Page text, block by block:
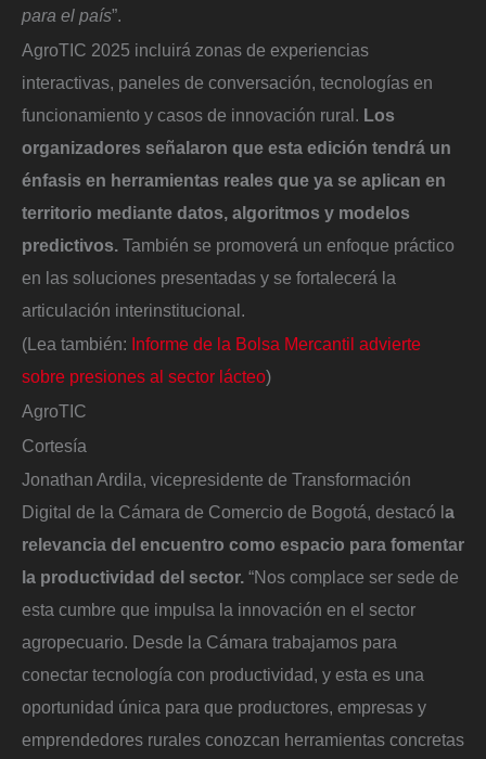
para el país”.
AgroTIC 2025 incluirá zonas de experiencias
interactivas, paneles de conversación, tecnologías en
funcionamiento y casos de innovación rural. Los
organizadores señalaron que esta edición tendrá un
énfasis en herramientas reales que ya se aplican en
territorio mediante datos, algoritmos y modelos
predictivos. También se promoverá un enfoque práctico
en las soluciones presentadas y se fortalecerá la
articulación interinstitucional.
(Lea también: Informe de la Bolsa Mercantil advierte
sobre presiones al sector lácteo)
AgroTIC
Cortesía
Jonathan Ardila, vicepresidente de Transformación
Digital de la Cámara de Comercio de Bogotá, destacó la
relevancia del encuentro como espacio para fomentar
la productividad del sector. “Nos complace ser sede de
esta cumbre que impulsa la innovación en el sector
agropecuario. Desde la Cámara trabajamos para
conectar tecnología con productividad, y esta es una
oportunidad única para que productores, empresas y
emprendedores rurales conozcan herramientas concretas